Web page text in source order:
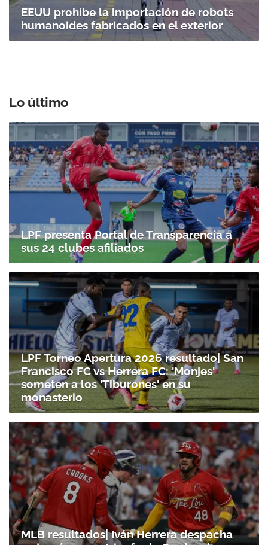
EEUU prohíbe la importación de robots
humanoides fabricados en el exterior
Lo último
LPF presenta Portal de Transparencia a
sus 24 clubes afiliados
LPF Torneo Apertura 2026 resultado| San
Francisco FC vs Herrera FC: 'Monjes'
someten a los 'Tiburones' en su
monasterio
MLB resultados| Iván Herrera despacha